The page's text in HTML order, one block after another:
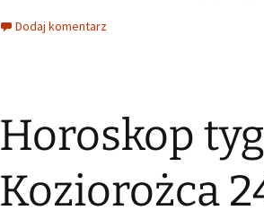
Dodaj komentarz
Horoskop
Koziorożca